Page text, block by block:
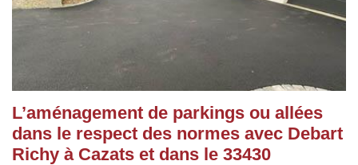
L’aménagement de parkings ou allées
dans le respect des normes avec Debart
Richy à Cazats et dans le 33430